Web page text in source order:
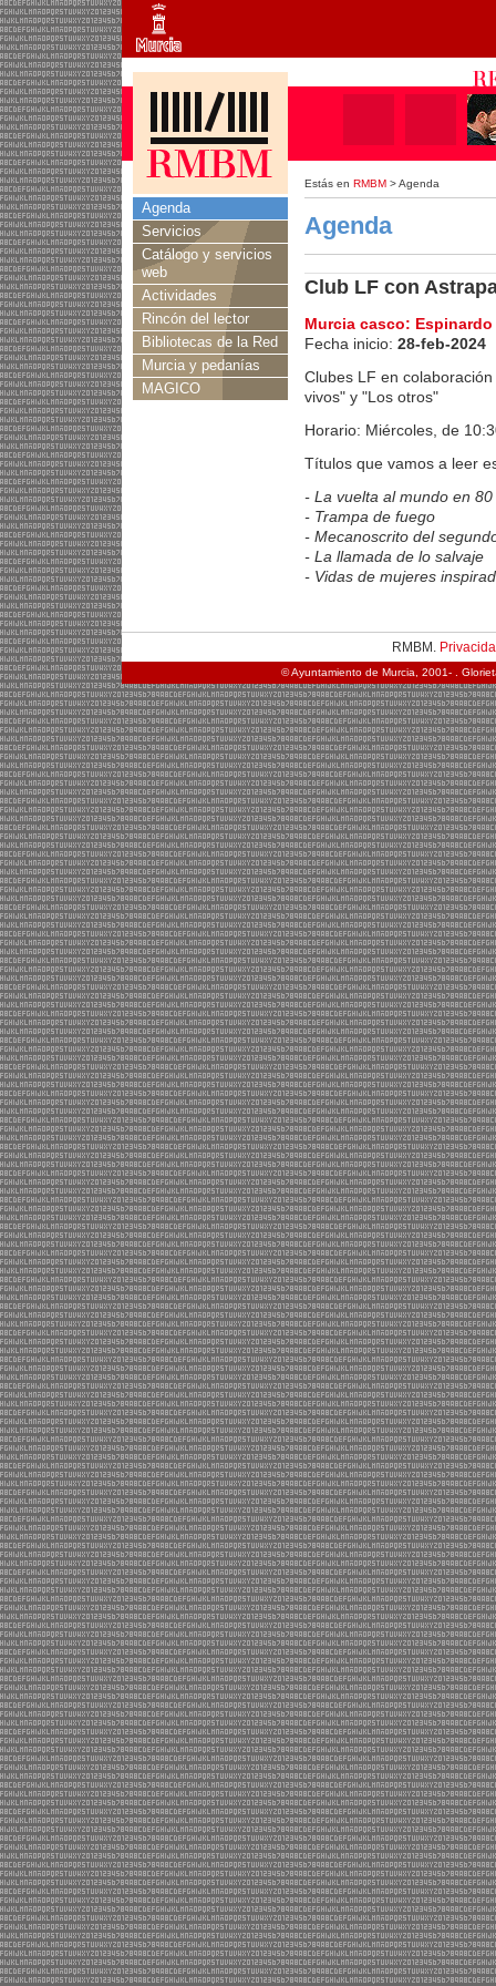
Estás en RMBM > Agenda
Agenda
Servicios
Catálogo y servicios
web
Actividades
Rincón del lector
Bibliotecas de la Red
Murcia y pedanías
MAGICO
Agenda
Club LF con
Murcia casco: Espinardo
Fecha inicio: 28-feb-2024
Clubes LF en
vivos" y "Los otros"
Horario: Miércoles, de
Títulos que vamos a leer
- La vuelta al mundo en
- Trampa de fuego
- Mecanoscrito del
- La llamada de lo salvaje
- Vidas de mujeres
RMBM.
© Ayuntamiento de Murcia, 2001- .